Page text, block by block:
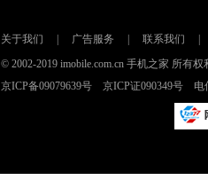
关于我们 广告服务 联系我们
© 2002-2019 imobile.com.cn 手机之家 所有
京ICP备09079639号 京ICP证090349号 电